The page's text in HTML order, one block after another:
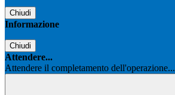
Chiudi
Informazione
Chiudi
Attendere...
Attendere il completamento dell'operazione...